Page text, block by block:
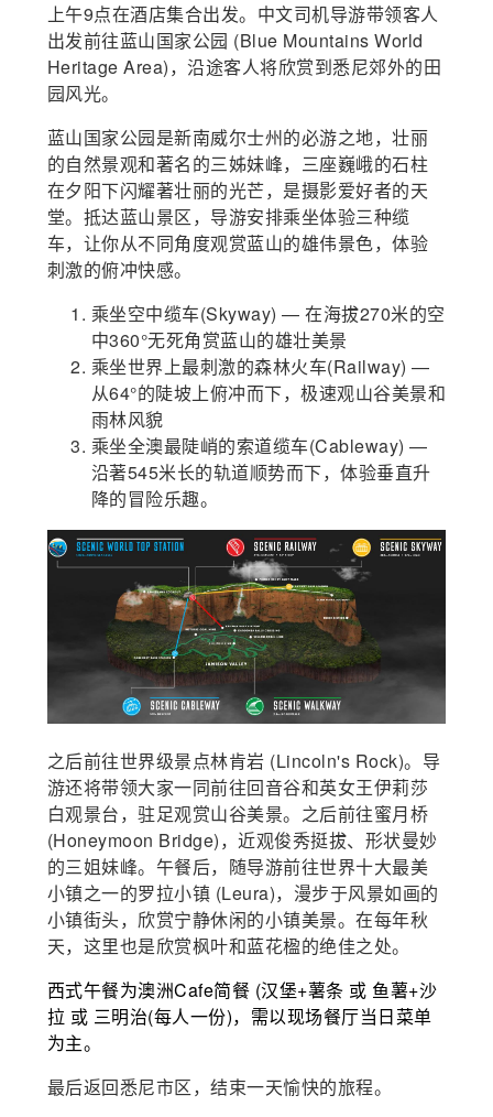
上午9点在酒店集合出发。中文司机导游带领客人
出发前往蓝山国家公园 (Blue Mountains World
Heritage Area)，沿途客人将欣赏到悉尼郊外的田
园风光。
蓝山国家公园是新南威尔士州的必游之地，壮丽
的自然景观和著名的三姊妹峰，三座巍峨的石柱
在夕阳下闪耀著壮丽的光芒，是摄影爱好者的天
堂。抵达蓝山景区，导游安排乘坐体验三种缆
车，让你从不同角度观赏蓝山的雄伟景色，体验
刺激的俯冲快感。
乘坐空中缆车(Skyway) — 在海拔270米的空
中360°无死角赏蓝山的雄壮美景
乘坐世界上最刺激的森林火车(Railway) —
从64°的陡坡上俯冲而下，极速观山谷美景和
雨林风貌
乘坐全澳最陡峭的索道缆车(Cableway) —
沿著545米长的轨道顺势而下，体验垂直升
降的冒险乐趣。
之后前往世界级景点林肯岩 (Lincoln's Rock)。导
游还将带领大家一同前往回音谷和英女王伊莉莎
白观景台，驻足观赏山谷美景。之后前往蜜月桥
(Honeymoon Bridge)，近观俊秀挺拔、形状曼妙
的三姐妹峰。午餐后，随导游前往世界十大最美
小镇之一的罗拉小镇 (Leura)，漫步于风景如画的
小镇街头，欣赏宁静休闲的小镇美景。在每年秋
天，这里也是欣赏枫叶和蓝花楹的绝佳之处。
西式午餐为澳洲Cafe简餐 (汉堡+薯条 或 鱼薯+沙
拉 或 三明治(每人一份)，需以现场餐厅当日菜单
为主。
最后返回悉尼市区，结束一天愉快的旅程。